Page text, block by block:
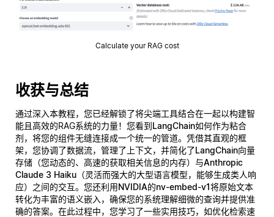
Calculate your RAG cost
收获与总结
通过深入本教程，您已经解锁了将尖端工具结合在一起以构建智
能且高效的RAG系统的力量！您看到LangChain如何作为粘合
剂，将您的组件无缝连接成一个统一的管道。凭借其直观的框
架，您协调了数据流，管理了上下文，并简化了LangChain向量
存储 （您动态的、高速的获取相关信息的内存）与Anthropic
Claude 3 Haiku （灵活而强大的大型语言模型，能够生成类人响
应）之间的交互。您还利用NVIDIA的nv-embed-v1将原始文本
转化为丰富的语义嵌入，确保您的系统理解细微的查询并提供准
确的答案。在此过程中，您学习了一些实用技巧，如优化检索速